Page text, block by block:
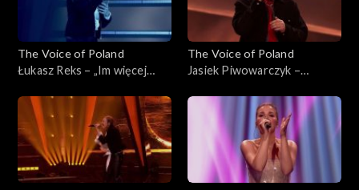
The Voice of Poland
Łukasz Reks – „Im więcej
of Poland”, Finał, 29
listopada 2025
The Voice of Poland
Jasiek Piwowarczyk –
of Poland”, Finał, 29
listopada 2025